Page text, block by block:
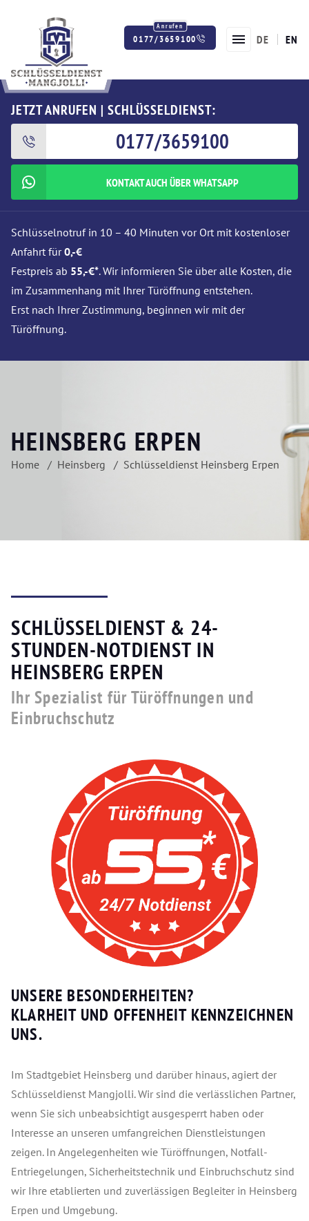
0177/3659100 DE EN
JETZT ANRUFEN | SCHLÜSSELDIENST:
0177/3659100
KONTAKT AUCH ÜBER WHATSAPP
Schlüsselnotruf in 10 – 40 Minuten vor Ort mit kostenloser
Anfahrt für0,-€
Festpreis ab 55,-€*. Wir informieren Sie über alle Kosten, die
im Zusammenhang mit Ihrer Türöffnung entstehen.
Erst nach Ihrer Zustimmung, beginnen wir mit der
Türöffnung.
HEINSBERG ERPEN
Home Heinsberg Schlüsseldienst Heinsberg Erpen
SCHLÜSSELDIENST & 24-
STUNDEN-NOTDIENST IN
HEINSBERG ERPEN
Ihr Spezialist für Türöffnungen und
Einbruchschutz
UNSERE BESONDERHEITEN?
KLARHEIT UND OFFENHEIT KENNZEICHNEN
UNS.
Im Stadtgebiet Heinsberg und darüber hinaus, agiert der
Schlüsseldienst Mangjolli. Wir sind die verlässlichen Partner,
wenn Sie sich unbeabsichtigt ausgesperrt haben oder
Interesse an unseren umfangreichen Dienstleistungen
zeigen. In Angelegenheiten wie Türöffnungen, Notfall-
Entriegelungen, Sicherheitstechnik und Einbruchschutz sind
wir Ihre etablierten und zuverlässigen Begleiter in Heinsberg
Erpen und Umgebung.